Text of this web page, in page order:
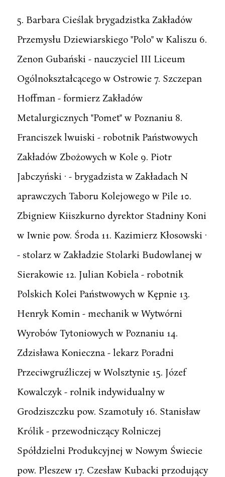
5. Barbara Cieślak brygadzistka Zakładów
Przemysłu Dziewiarskiego "Polo" w Kaliszu 6.
Zenon Gubański - nauczyciel III Liceum
Ogólnokształcącego w Ostrowie 7. Szczepan
Hoffman - formierz Zakładów
Metalurgicznych "Pomet" w Poznaniu 8.
Franciszek lwuiski - robotnik Państwowych
Zakładów Zbożowych w Kole 9. Piotr
Jabczyński · - brygadzista w Zakładach N
aprawczych Taboru Kolejowego w Pile 10.
Zbigniew Kiiszkurno dyrektor Stadniny Koni
w Iwnie pow. Środa 11. Kazimierz Kłosowski ·
- stolarz w Zakładzie Stolarki Budowlanej w
Sierakowie 12. Julian Kobiela - robotnik
Polskich Kolei Państwowych w Kępnie 13.
Henryk Komin - mechanik w Wytwórni
Wyrobów Tytoniowych w Poznaniu 14.
Zdzisława Konieczna - lekarz Poradni
Przeciwgruźliczej w Wolsztynie 15. Józef
Kowalczyk - rolnik indywidualny w
Grodziszczku pow. Szamotuły 16. Stanisław
Królik - przewodniczący Rolniczej
Spółdzielni Produkcyjnej w Nowym Świecie
pow. Pleszew 17. Czesław Kubacki przodujący